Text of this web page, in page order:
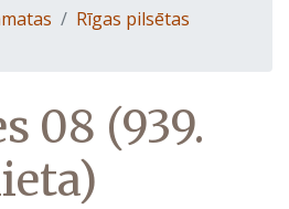
Rīgas pilsētas
08 (939.